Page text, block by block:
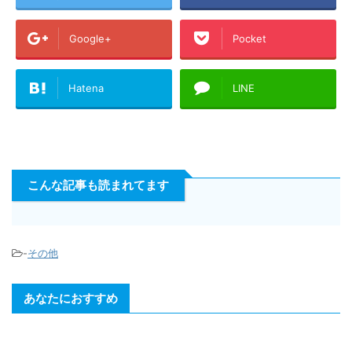
Google+ Pocket
Hatena LINE
こんな記事も読まれてます
-その他
あなたにおすすめ